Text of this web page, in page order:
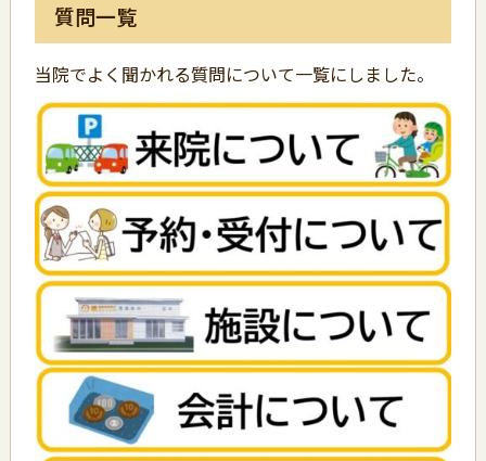
質問一覧
当院でよく聞かれる質問について一覧にしました。